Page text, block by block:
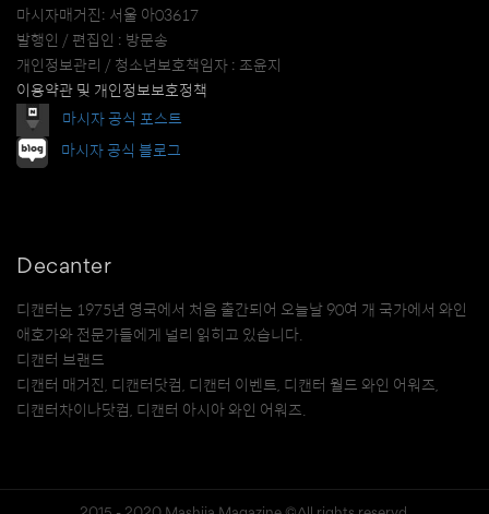
마시자매거진: 서울 아03617
발행인 / 편집인 : 방문송
개인정보관리 / 청소년보호책임자 : 조윤지
이용약관 및 개인정보보호정책
마시자 공식 포스트
마시자 공식 블로그
Decanter
디캔터는 1975년 영국에서 처음 출간되어 오늘날 90여 개 국가에서 와인
애호가와 전문가들에게 널리 읽히고 있습니다.
디캔터 브랜드
디캔터 매거진, 디캔터닷컴, 디캔터 이벤트, 디캔터 월드 와인 어워즈,
디캔터차이나닷컴, 디캔터 아시아 와인 어워즈.